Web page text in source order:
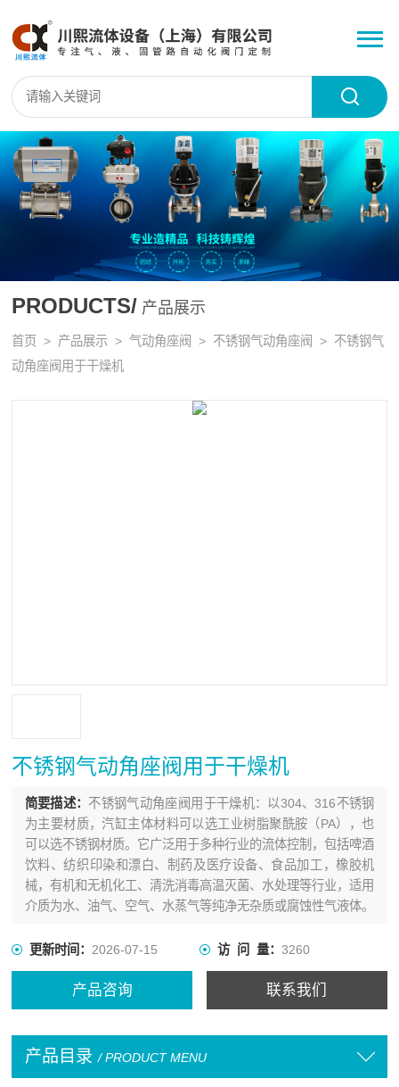
PRODUCTS/ 产品展示
首页 > 产品展示 >气动角座阀 > 不锈钢气动角座阀
> 不锈钢气
动角座阀用于干燥机
不锈钢气动角座阀用于干燥机
简要描述： 不锈钢气动角座阀用于干燥机：以304、316不锈钢
为主要材质，汽缸主体材料可以选工业树脂聚酰胺（PA），也
可以选不锈钢材质。它广泛用于多种行业的流体控制，包括啤酒
饮料、纺织印染和漂白、制药及医疗设备、食品加工，橡胶机
械，有机和无机化工、清洗消毒高温灭菌、水处理等行业，适用
介质为水、油气、空气、水蒸气等纯净无杂质或腐蚀性气液体。
更新时间： 2026-07-15 访 问 量： 3260
产品咨询 联系我们
产品目录 / PRODUCT MENU